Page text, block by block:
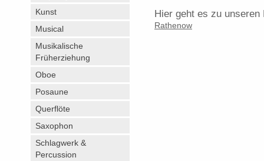
Kunst
Musical
Musikalische
Früherziehung
Oboe
Posaune
Querflöte
Saxophon
Schlagwerk &
Percussion
Hier geht es zu
Rathenow